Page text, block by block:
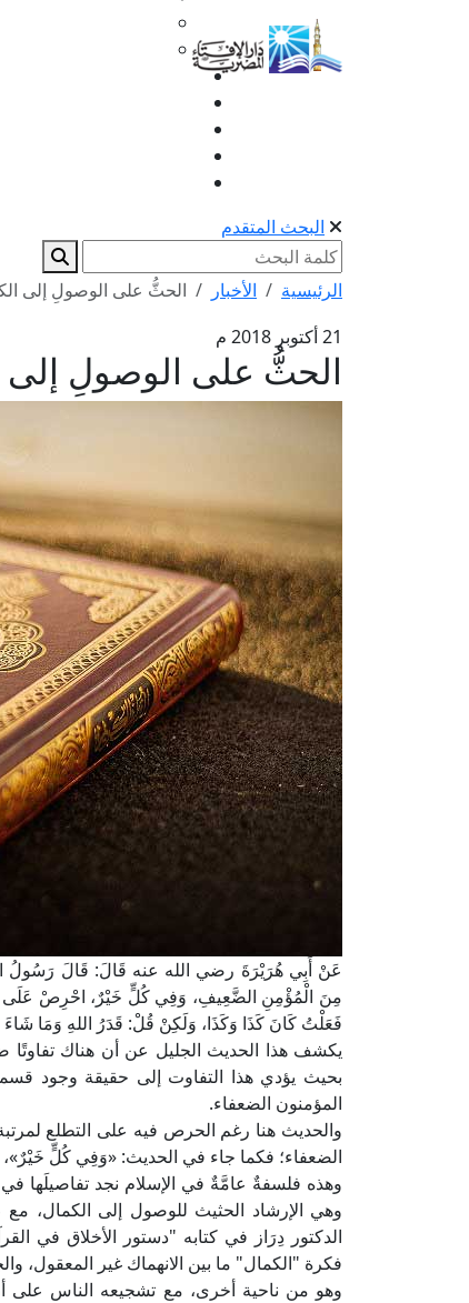
البحث المتقدم
الرئيسية الأخبار
الحثُّ على الوصولِ إلى
21 أكتوبر 2018 م
الحثُّ على الوصولِ إلى
عَنْ أَبِي هُرَيْرَةَ رضي الله عنه قَالَ: قَالَ رَسُولُ
مِنَ الْمُؤْمِنِ الضَّعِيفِ، وَفِي كُلٍّ خَيْرٌ، احْرِصْ عَلَى
فَعَلْتُ كَانَ كَذَا وَكَذَا، وَلَكِنْ قُلْ: قَدَرُ اللهِ وَمَا
يكشف هذا الحديث الجليل عن أن هناك تفاوتًا
بحيث يؤدي هذا التفاوت إلى حقيقة وجود
المؤمنون الضعفاء.
والحديث هنا رغم الحرص فيه على التطلع لمرتبة
الضعفاء؛ فكما جاء في الحديث: «وَفِي كُلٍّ
وهذه فلسفةٌ عامَّةٌ في الإسلام نجد تفاصيلَها
وهي الإرشاد الحثيث للوصول إلى
الدكتور دِرَاز في كتابه "دستور الأخلاق في
فكرة "الكمال" ما بين الانهماك غير المعقول،
وهو من ناحية أخرى، مع تشجيعه الناس على